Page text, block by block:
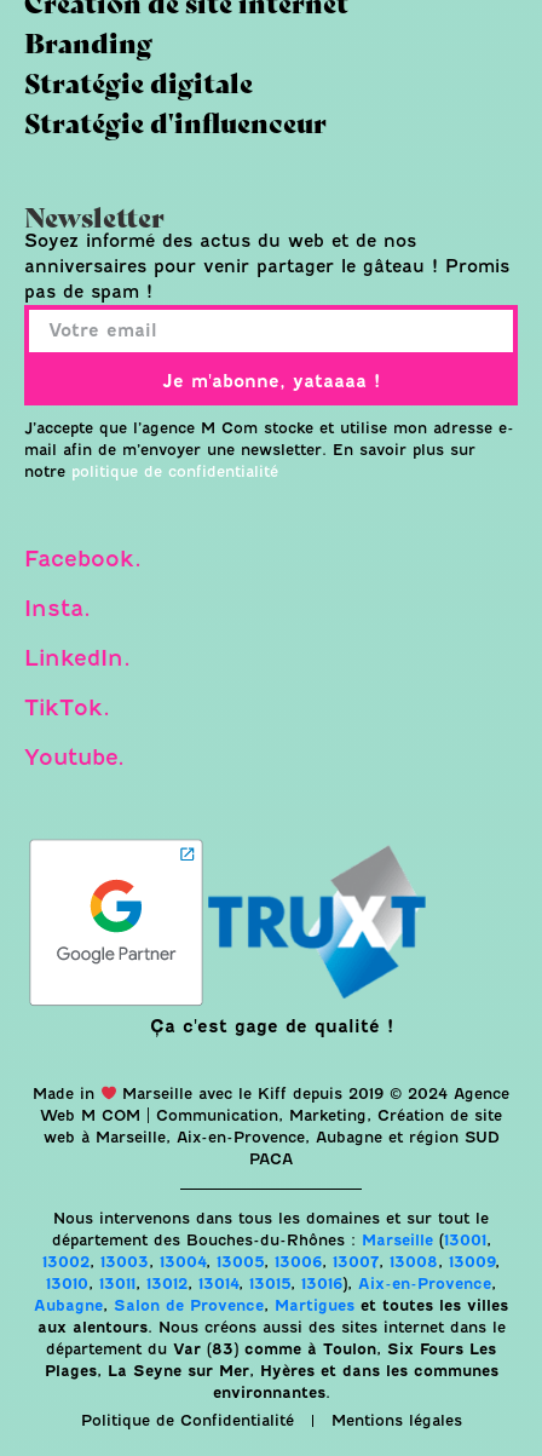
Branding
Stratégie digitale
Stratégie d'influenceur
Newsletter
Soyez informé des actus du web et de nos
anniversaires pour venir partager le gâteau ! Promis
pas de spam !
Je m'abonne, yataaaa !
J’accepte que l’agence M Com stocke et utilise mon adresse e-
mail afin de m’envoyer une newsletter. En savoir plus sur
notre politique de confidentialité
Facebook.
Insta.
LinkedIn.
TikTok.
Youtube.
Ça c'est gage de qualité !
Made in
Marseille avec le Kiff depuis 2019 © 2024 Agence
Web M COM | Communication, Marketing, Création de site
web à Marseille, Aix-en-Provence, Aubagne et région SUD
PACA
Nous intervenons dans tous les domaines et sur tout le
département des Bouches-du-Rhônes : Marseille(13001,
13002, 13003, 13004, 13005, 13006, 13007, 13008, 13009,
13010, 13011, 13012, 13014, 13015, 13016), Aix-en-Provence,
Aubagne, Salon de Provence, Martigues et toutes les villes
aux alentours. Nous créons aussi des sites internet dans le
département du Var (83) comme à Toulon, Six Fours Les
Plages, La Seyne sur Mer, Hyères et dans les communes
environnantes.
Politique de Confidentialité
Mentions légales